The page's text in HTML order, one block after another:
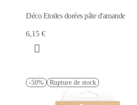
Déco Etoiles dorées pâte d'amande
6,15 €
-50% Rupture de stock